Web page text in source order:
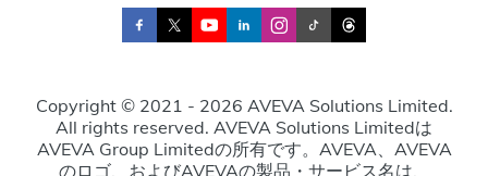
Copyright © 2021 - 2026 AVEVA Solutions Limited.
All rights reserved. AVEVA Solutions Limitedは
AVEVA Group Limitedの所有です。AVEVA、AVEVA
のロゴ、およびAVEVAの製品・サービス名は、